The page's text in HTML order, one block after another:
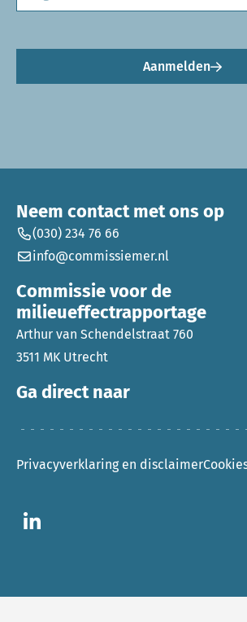
Aanmelden
Ga direct naar
Neem contact met ons op
(030) 234 76 66
info@commissiemer.nl
Commissie voor de
milieueffectrapportage
Arthur van Schendelstraat 760
3511 MK Utrecht
Privacyverklaring en disclaimer
Ga naar LinkedIn